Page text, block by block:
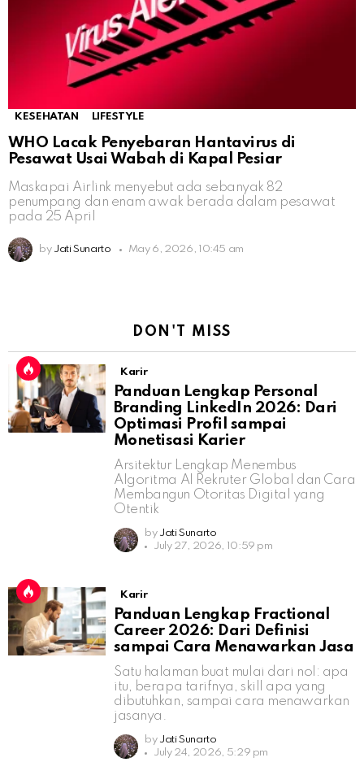
KESEHATAN LIFESTYLE
WHO Lacak Penyebaran Hantavirus di
Pesawat Usai Wabah di Kapal Pesiar
Maskapai Airlink menyebut ada sebanyak 82
penumpang dan enam awak berada dalam pesawat
pada 25 April
by Jati Sunarto May 6, 2026, 10:45 am
DON'T MISS
Karir
Panduan Lengkap Personal
Branding LinkedIn 2026: Dari
Optimasi Profil sampai
Monetisasi Karier
Arsitektur Lengkap Menembus
Algoritma AI Rekruter Global dan Cara
Membangun Otoritas Digital yang
Otentik
by Jati Sunarto
July 27, 2026, 10:59 pm
Karir
Panduan Lengkap Fractional
Career 2026: Dari Definisi
sampai Cara Menawarkan Jasa
Satu halaman buat mulai dari nol: apa
itu, berapa tarifnya, skill apa yang
dibutuhkan, sampai cara menawarkan
jasanya.
by Jati Sunarto
July 24, 2026, 5:29 pm